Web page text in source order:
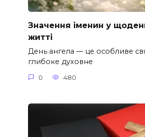
Значення іменин у
житті
День ангела — це особливе
глибоке духовне
0 480